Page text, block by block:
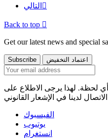
التالي 
Back to top 
Get our latest news and special
لحظة. لهذا يرجى الاطلاع على
الفيسبوك
يوتيوب
انستغرام